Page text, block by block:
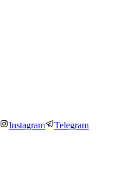
Instagram Telegram